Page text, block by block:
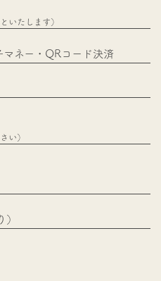
いたします）
ネー・QRコード決済
い）​​​​​​​​​​​​​​​​​​​​​​​​​​​​​​​​​​​​​​​​​​​​​​​​​​​​​​​​